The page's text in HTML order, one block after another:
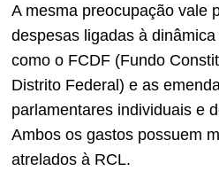
A mesma preocupação vale
despesas ligadas à
como o FCDF (Fundo
Distrito Federal) e as
parlamentares individuais e
Ambos os gastos possuem
atrelados à RCL.